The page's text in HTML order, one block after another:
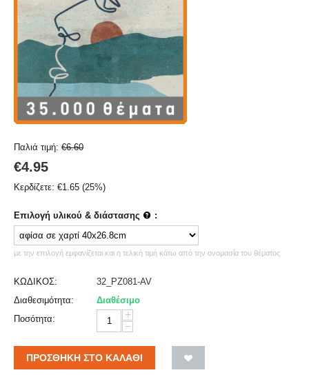
Παλιά τιμή: €6.60
€4.95
Κερδίζετε: €1.65 (25%)
Επιλογή υλικού & διάστασης :
με την επιλογή εμφανίζεται και η τελική τιμή κάτω από την ονομασία του θέματος
ΚΩΔΙΚΟΣ:
32_PZ081-AV
Διαθεσιμότητα:
Διαθέσιμο
Ποσότητα:
+
−
ΠΡΟΣΘΉΚΗ ΣΤΟ ΚΑΛΆΘΙ